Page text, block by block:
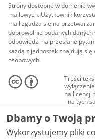
Strony dostępne w domenie
mailowych. Użytkownik
mail zgadza się na
dobrowolnie podanych danych
odpowiedzi na przesłane
każdą z jednostek znajdują
osobowych.
Treści
na licencji
- na tych
Materiały
audio i
Creative
Dbamy o Twoją
Wykorzystujemy pliki